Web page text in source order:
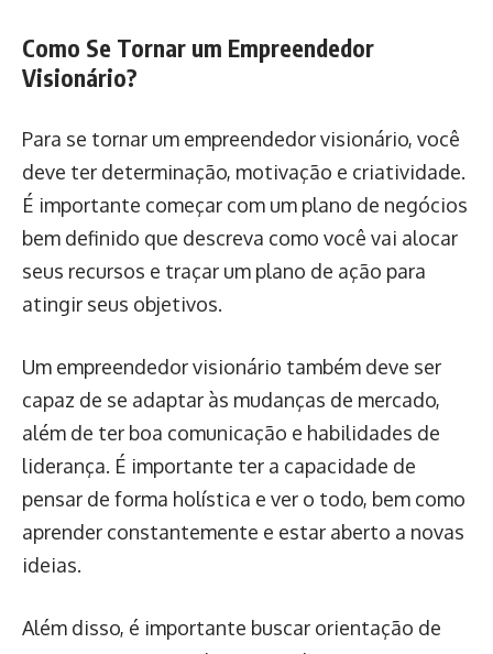
Como Se Tornar um Empreendedor
Visionário?
Para se tornar um empreendedor visionário, você
deve ter determinação, motivação e criatividade.
É importante começar com um plano de negócios
bem definido que descreva como você vai alocar
seus recursos e traçar um plano de ação para
atingir seus objetivos.
Um empreendedor visionário também deve ser
capaz de se adaptar às mudanças de mercado,
além de ter boa comunicação e habilidades de
liderança. É importante ter a capacidade de
pensar de forma holística e ver o todo, bem como
aprender constantemente e estar aberto a novas
ideias.
Além disso, é importante buscar orientação de